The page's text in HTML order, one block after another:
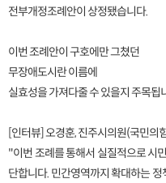
전부개정조례안이 상정됐습니다.
이번 조례안이 구호에만 그쳤던
무장애도시란 이름에
실효성을 가져다줄 수 있을지 주목됩
[인터뷰] 오경훈, 진주시의원(국민의
"이번 조례를 통해서 실질적으로 시
단합니다. 민간영역까지 확대하는